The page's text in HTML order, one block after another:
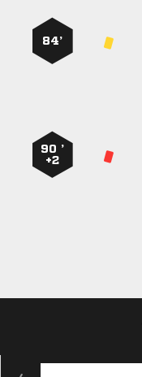
84’
90 ’
+2